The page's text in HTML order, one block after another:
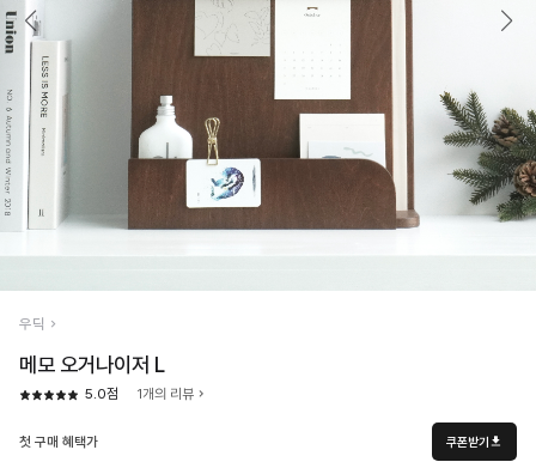
우딕
메모 오거나이저 L
5.0점 1개의 리뷰
첫 구매 혜택가 쿠폰받기